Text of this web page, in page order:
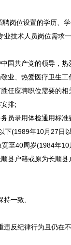
聘岗位设置的学历、
业技术人员岗位需求
共产党的领导，热
、热爱医疗卫生工
任应聘职位需要的相
排;
员录用体检通用标准
年10月27日
至40周岁(1984年
县户籍或原为长顺县
持一致;
违反纪律行为且仍在